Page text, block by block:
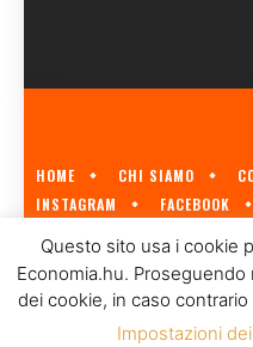
HOME CHI SIAMO
INSTAGRAM
FACEBOOK
ECONOMIA.HU È IL PRIMO
A CURA DIITL
Questo sito usa i cookie
Economia.hu. Proseguendo
dei cookie, in caso
Impostazioni